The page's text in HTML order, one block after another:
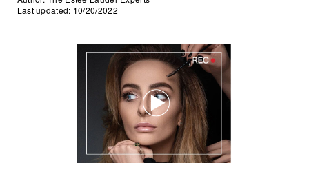
Last updated: 10/20/2022